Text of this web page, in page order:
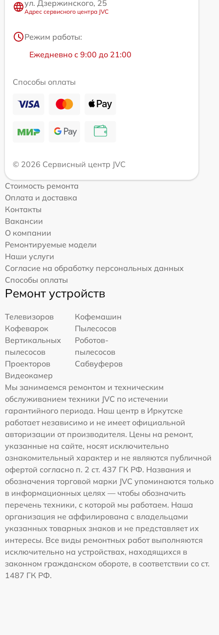
ул. Дзержинского, 25
Адрес сервисного центра JVC
Режим работы:
Ежедневно с 9:00 до 21:00
Способы оплаты
© 2026 Сервисный центр JVC
Стоимость ремонта
Оплата и доставка
Контакты
Вакансии
О компании
Ремонтируемые модели
Наши услуги
Согласие на обработку персональных данных
Способы оплаты
Ремонт устройств
Телевизоров
Кофемашин
Кофеварок
Пылесосов
Вертикальных
пылесосов
Роботов-
пылесосов
Проекторов
Сабвуферов
Видеокамер
Мы занимаемся ремонтом и техническим
обслуживанием техники JVC по истечении
гарантийного периода. Наш центр в Иркутске
работает независимо и не имеет официальной
авторизации от производителя. Цены на ремонт,
указанные на сайте, носят исключительно
ознакомительный характер и не являются публичной
офертой согласно п. 2 ст. 437 ГК РФ. Названия и
обозначения торговой марки JVC упоминаются только
в информационных целях — чтобы обозначить
перечень техники, с которой мы работаем. Наша
организация не аффилирована с владельцами
указанных товарных знаков и не представляет их
интересы. Все виды ремонтных работ выполняются
исключительно на устройствах, находящихся в
законном гражданском обороте, в соответствии со ст.
1487 ГК РФ.